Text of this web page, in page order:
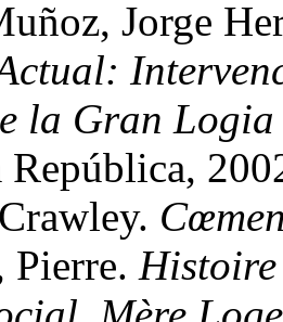
Jorge
la Gran
República,
Crawley.
Pierre. Histoire